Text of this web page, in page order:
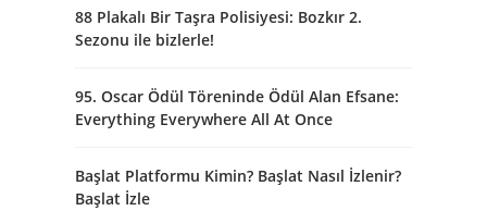
88 Plakalı Bir Taşra Polisiyesi: Bozkır 2.
Sezonu ile bizlerle!
95. Oscar Ödül Töreninde Ödül Alan Efsane:
Everything Everywhere All At Once
Başlat Platformu Kimin? Başlat Nasıl İzlenir?
Başlat İzle